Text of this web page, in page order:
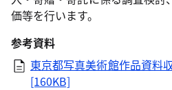
価等を行います。
参考資料
東京都写真美術館作品資料
[160KB]